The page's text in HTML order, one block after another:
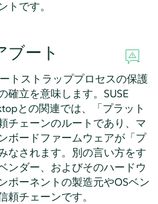
トです。
ブート
トストラッププロセスの保護
確立を意味します。 SUSE
との関連では、 「プラット
チェーンのルートであり、マ
ボードファームウェアが「プ
なされます。別の言い方をす
ンダー、およびそのハードウ
ポーネントの製造元やOSベン
頼チェーンです。